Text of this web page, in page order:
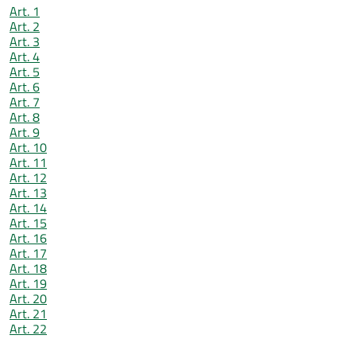
Art. 1
Art. 2
Art. 3
Art. 4
Art. 5
Art. 6
Art. 7
Art. 8
Art. 9
Art. 10
Art. 11
Art. 12
Art. 13
Art. 14
Art. 15
Art. 16
Art. 17
Art. 18
Art. 19
Art. 20
Art. 21
Art. 22